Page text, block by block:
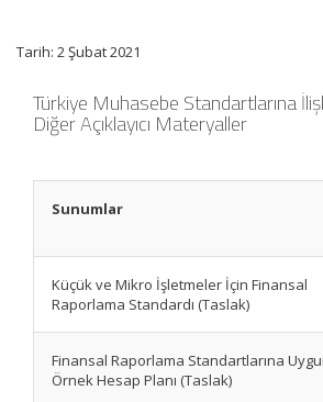
Tarih: 2 Şubat 2021
Türkiye Muhasebe Standartlarına
Diğer Açıklayıcı Materyaller
Sunumlar
Küçük ve Mikro İşletmeler İçin Finansal
Raporlama Standardı (Taslak)
Finansal Raporlama Standartlarına
Örnek Hesap Planı (Taslak)